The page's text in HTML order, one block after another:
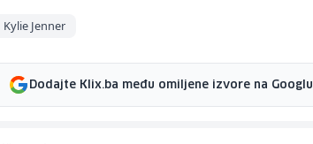
Kylie Jenner
Dodajte Klix.ba među omiljene izvore na Googlu